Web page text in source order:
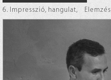
6. Impresszió, hangulat, Elemzés